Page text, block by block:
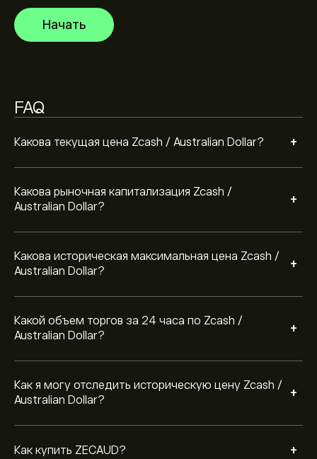
Начать
FAQ
Какова текущая цена Zcash / Australian Dollar? +
Какова рыночная капитализация Zcash /
Australian Dollar?
+
Какова историческая максимальная цена Zcash /
Australian Dollar?
+
Какой объем торгов за 24 часа по Zcash /
Australian Dollar?
+
Zcash / Australian Dollar имеет 24-часовой объем
Как я могу отследить историческую цену Zcash /
Australian Dollar?
+
графике eToro и уменьшите масштаб, чтобы
Australian Dollar. Цена Zcash / Australian Dollar
Как купить ZECAUD? +
Чтобы купить ZECAUD, перейдите в инструмент
средства, нажмите кнопку «Торговля» и решите,
сколько Zcash / Australian Dollar вы хотели бы
для покупки ZECAUD по определенной цене в
будущем.